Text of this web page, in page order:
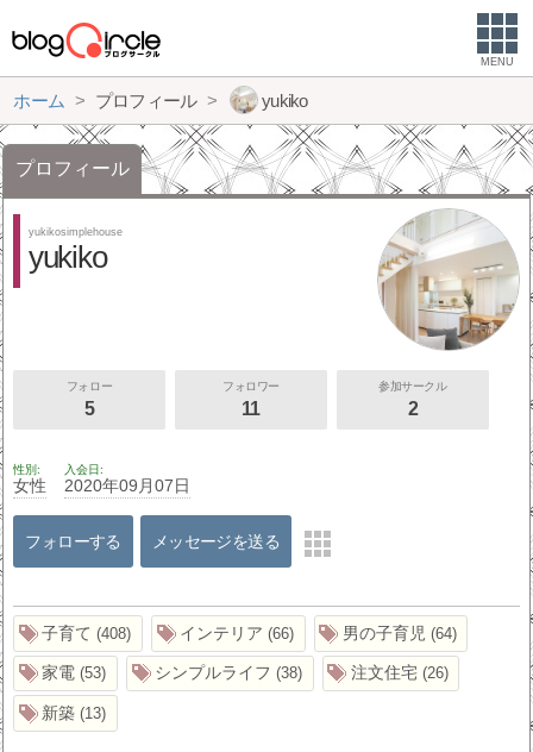
MENU
ホーム プロフィール yukiko
プロフィール
yukikosimplehouse
yukiko
フォロー
5
フォロワー
11
参加サークル
2
性別
女性
入会日
2020年09月07日
フォローする メッセージを送る
子育て 408 インテリア 66 男の子育児 64
家電 53 シンプルライフ 38 注文住宅 26
新築 13